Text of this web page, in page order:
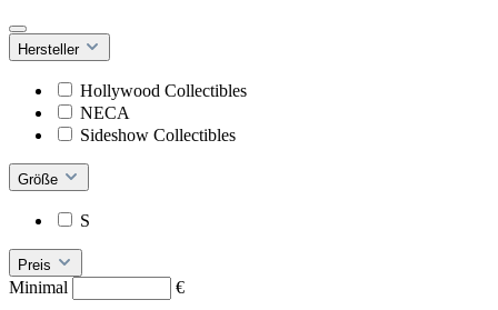
Hersteller
Hollywood Collectibles
NECA
Sideshow Collectibles
Größe
S
Preis
Minimal
€